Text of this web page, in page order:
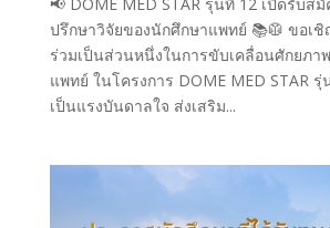
ปรึกษาวิจัยของนักศึกษาแพทย์ 📚🥼 ขอเ
ร่วมเป็นส่วนหนึ่งในการขับเคลื่อนศักยภา
แพทย์ ในโครงการ DOME MED STAR รุ่
เป็นแรงบันดาลใจ ส่งเสริม...